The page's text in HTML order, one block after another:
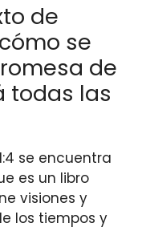
de
se
de
todas las
se encuentra
es un libro
visiones y
los tiempos y